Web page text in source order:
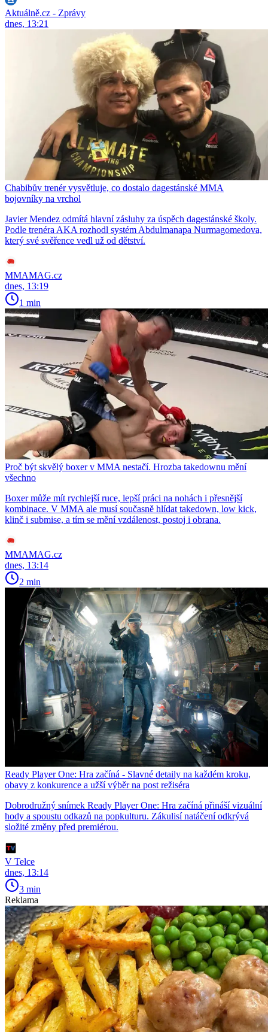
Aktuálně.cz - Zprávy
dnes, 13:21
Chabibův trenér vysvětluje, co dostalo dagestánské MMA
bojovníky na vrchol
Javier Mendez odmítá hlavní zásluhy za úspěch dagestánské školy.
Podle trenéra AKA rozhodl systém Abdulmanapa Nurmagomedova,
který své svěřence vedl už od dětství.
MMAMAG.cz
dnes, 13:19
1 min
Proč být skvělý boxer v MMA nestačí. Hrozba takedownu mění
všechno
Boxer může mít rychlejší ruce, lepší práci na nohách i přesnější
kombinace. V MMA ale musí současně hlídat takedown, low kick,
klinč i submise, a tím se mění vzdálenost, postoj i obrana.
MMAMAG.cz
dnes, 13:14
2 min
Ready Player One: Hra začíná - Slavné detaily na každém kroku,
obavy z konkurence a užší výběr na post režiséra
Dobrodružný snímek Ready Player One: Hra začíná přináší vizuální
hody a spoustu odkazů na popkulturu. Zákulisí natáčení odkrývá
složité změny před premiérou.
V Telce
dnes, 13:14
3 min
Reklama